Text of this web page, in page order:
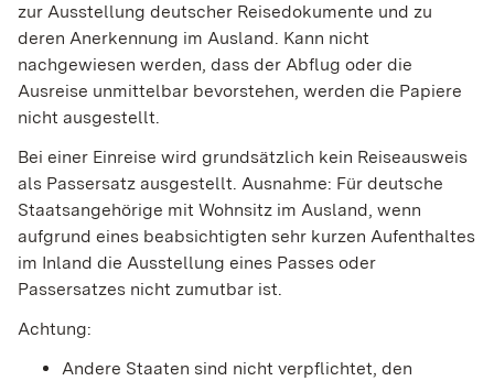
zur Ausstellung deutscher Reisedokumente und zu
deren Anerkennung im Ausland. Kann nicht
nachgewiesen werden, dass der Abflug oder die
Ausreise unmittelbar bevorstehen, werden die Papiere
nicht ausgestellt.
Bei einer Einreise wird grundsätzlich kein Reiseausweis
als Passersatz ausgestellt. Ausnahme: Für deutsche
Staatsangehörige mit Wohnsitz im Ausland, wenn
aufgrund eines beabsichtigten sehr kurzen Aufenthaltes
im Inland die Ausstellung eines Passes oder
Passersatzes nicht zumutbar ist.
Achtung:
Andere Staaten sind nicht verpflichtet, den